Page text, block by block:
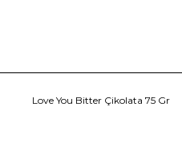
Love You Bitter Çikolata 75 Gr